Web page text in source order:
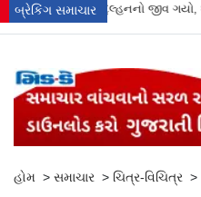
બ્રેકિંગ સમાચાર
બાદ કહ્યું “હું ઘરે જઈ શકું?” ‘હું
હોમ > સમાચાર > ચિત્ર-વિચિત્ર >